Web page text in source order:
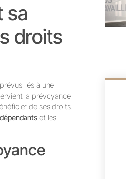
sa
droits
liés à une
la prévoyance
de ses droits.
et les